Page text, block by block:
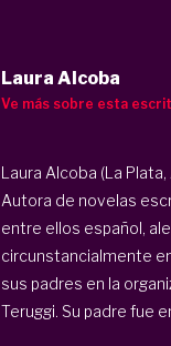
Laura Alcoba
Ve más sobre esta
Laura Alcoba (La
Autora de novelas
entre ellos español,
circunstancialmente
sus padres en la
Teruggi. Su padre fue